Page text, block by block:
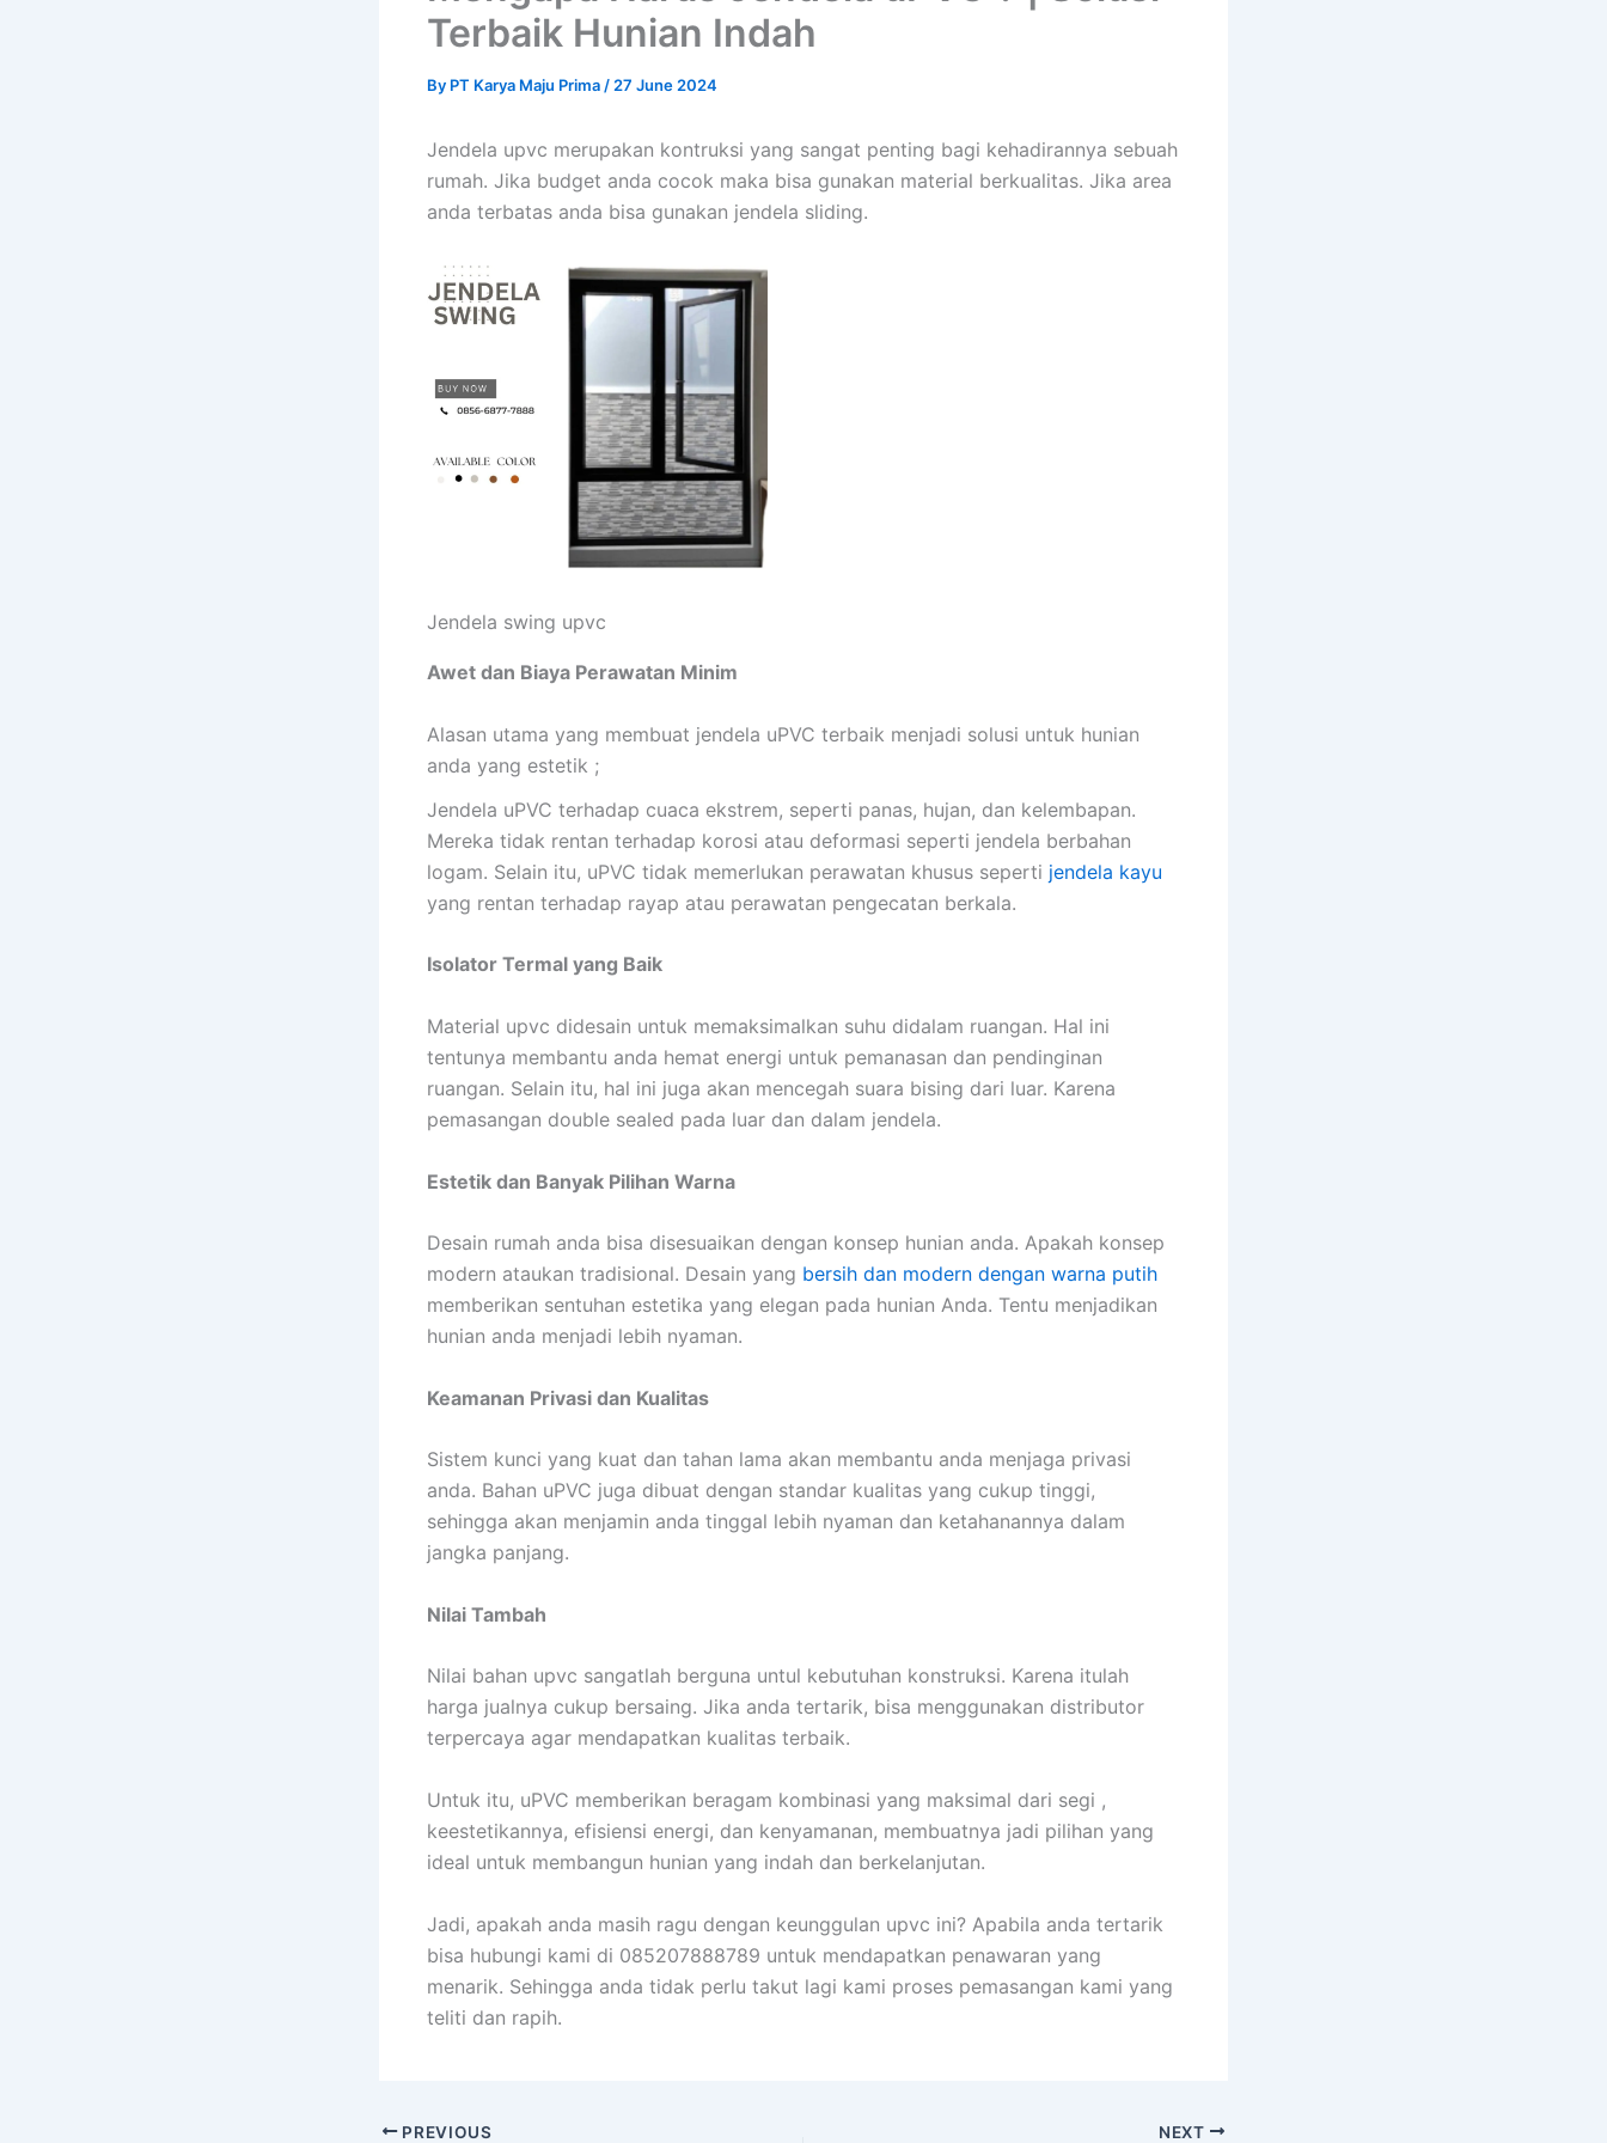
Terbaik Hunian Indah
By PT Karya Maju Prima / 27 June 2024
Jendela upvc merupakan kontruksi yang sangat penting bagi kehadirannya sebuah
rumah. Jika budget anda cocok maka bisa gunakan material berkualitas. Jika area
anda terbatas anda bisa gunakan jendela sliding.
Jendela swing upvc
Awet dan Biaya Perawatan Minim
Alasan utama yang membuat jendela uPVC terbaik menjadi solusi untuk hunian
anda yang estetik ;
Jendela uPVC terhadap cuaca ekstrem, seperti panas, hujan, dan kelembapan.
Mereka tidak rentan terhadap korosi atau deformasi seperti jendela berbahan
logam. Selain itu, uPVC tidak memerlukan perawatan khusus seperti jendela kayu
yang rentan terhadap rayap atau perawatan pengecatan berkala.
Isolator Termal yang Baik
Material upvc didesain untuk memaksimalkan suhu didalam ruangan. Hal ini
tentunya membantu anda hemat energi untuk pemanasan dan pendinginan
ruangan. Selain itu, hal ini juga akan mencegah suara bising dari luar. Karena
pemasangan double sealed pada luar dan dalam jendela.
Estetik dan Banyak Pilihan Warna
Desain rumah anda bisa disesuaikan dengan konsep hunian anda. Apakah konsep
modern ataukan tradisional. Desain yang bersih dan modern dengan warna putih
memberikan sentuhan estetika yang elegan pada hunian Anda. Tentu menjadikan
hunian anda menjadi lebih nyaman.
Keamanan Privasi dan Kualitas
Sistem kunci yang kuat dan tahan lama akan membantu anda menjaga privasi
anda. Bahan uPVC juga dibuat dengan standar kualitas yang cukup tinggi,
sehingga akan menjamin anda tinggal lebih nyaman dan ketahanannya dalam
jangka panjang.
Nilai Tambah
Nilai bahan upvc sangatlah berguna untul kebutuhan konstruksi. Karena itulah
harga jualnya cukup bersaing. Jika anda tertarik, bisa menggunakan distributor
terpercaya agar mendapatkan kualitas terbaik.
Untuk itu, uPVC memberikan beragam kombinasi yang maksimal dari segi ,
keestetikannya, efisiensi energi, dan kenyamanan, membuatnya jadi pilihan yang
ideal untuk membangun hunian yang indah dan berkelanjutan.
Jadi, apakah anda masih ragu dengan keunggulan upvc ini? Apabila anda tertarik
bisa hubungi kami di 085207888789 untuk mendapatkan penawaran yang
menarik. Sehingga anda tidak perlu takut lagi kami proses pemasangan kami yang
teliti dan rapih.
PREVIOUS NEXT